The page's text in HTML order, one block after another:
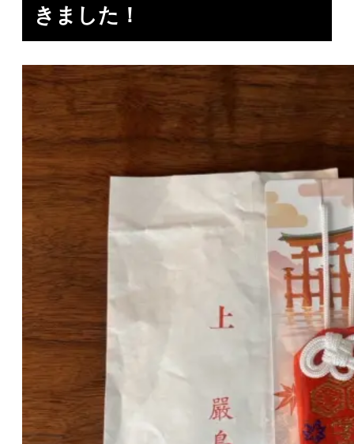
きました！